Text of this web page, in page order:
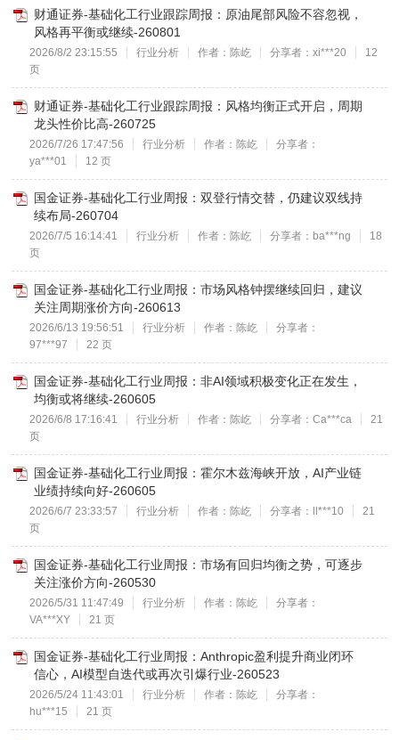
财通证券-基础化工行业跟踪周报：原油尾部风险不容忽视，
风格再平衡或继续-260801
2026/8/2 23:15:55 行业分析 作者：陈屹 分享者：xi***20
12
页
财通证券-基础化工行业跟踪周报：风格均衡正式开启，周期
龙头性价比高-260725
2026/7/26 17:47:56 行业分析 作者：陈屹
分享者：
ya***01
12 页
国金证券-基础化工行业周报：双登行情交替，仍建议双线持
续布局-260704
2026/7/5 16:14:41 行业分析 作者：陈屹 分享者：ba***ng
18
页
国金证券-基础化工行业周报：市场风格钟摆继续回归，建议
关注周期涨价方向-260613
2026/6/13 19:56:51 行业分析 作者：陈屹
分享者：
97***97
22 页
国金证券-基础化工行业周报：非AI领域积极变化正在发生，
均衡或将继续-260605
2026/6/8 17:16:41 行业分析 作者：陈屹 分享者：Ca***ca
21
页
国金证券-基础化工行业周报：霍尔木兹海峡开放，AI产业链
业绩持续向好-260605
2026/6/7 23:33:57 行业分析 作者：陈屹 分享者：ll***10
21
页
国金证券-基础化工行业周报：市场有回归均衡之势，可逐步
关注涨价方向-260530
2026/5/31 11:47:49 行业分析 作者：陈屹
分享者：
VA***XY
21 页
国金证券-基础化工行业周报：Anthropic盈利提升商业闭环
信心，AI模型自迭代或再次引爆行业-260523
2026/5/24 11:43:01 行业分析 作者：陈屹
分享者：
hu***15
21 页